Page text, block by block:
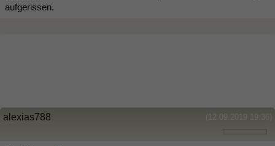
aufgerissen.
(12.09.2019 19:36)
alexias788